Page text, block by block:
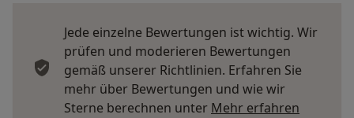
Jede einzelne Bewertungen ist wichtig. Wir
prüfen und moderieren Bewertungen
gemäß unserer Richtlinien. Erfahren Sie
mehr über Bewertungen und wie wir
Sterne berechnen unter Mehr erfahren